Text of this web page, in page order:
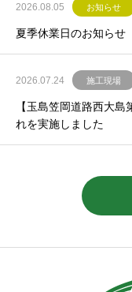
2026.08.05 お知らせ
夏季休業日のお知らせ
2026.07.24 施工現場
【玉島笠岡道路西大
れを実施しました